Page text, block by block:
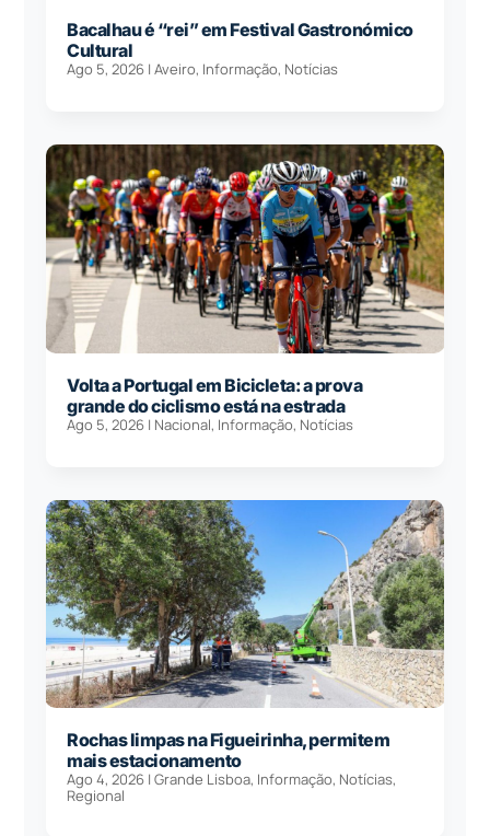
Bacalhau é “rei” em Festival Gastronómico
Cultural
Ago 5, 2026 |Aveiro, Informação, Notícias
Volta a Portugal em Bicicleta: a prova
grande do ciclismo está na estrada
Ago 5, 2026 | Nacional, Informação, Notícias
Rochas limpas na Figueirinha, permitem
mais estacionamento
Ago 4, 2026 |Grande Lisboa, Informação, Notícias,
Regional